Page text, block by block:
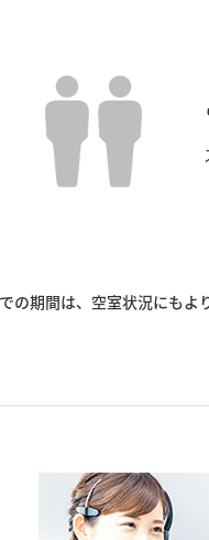
の期間は、空室状況にもよ